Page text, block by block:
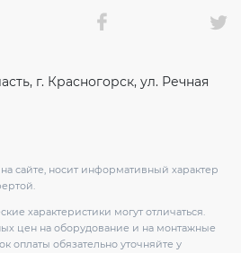
г. Красногорск, ул. Речная
сайте, носит информативный характер
характеристики могут отличаться.
цен на оборудование и на монтажные
оплаты обязательно уточняйте у